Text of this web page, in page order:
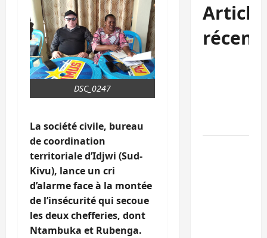
DSC_0247
La société civile, bureau
de coordination
territoriale d’Idjwi (Sud-
Kivu), lance un cri
d’alarme face à la montée
de l’insécurité qui secoue
les deux chefferies, dont
Ntambuka et Rubenga.